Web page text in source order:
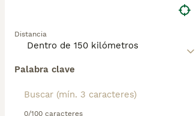
Distancia
Palabra clave
0/100 caracteres